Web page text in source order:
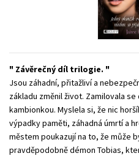
Zahraniční
Závěrečný díl trilogie.
Jsou záhadní, přitažliví a
základu změnil život. Zamilovala
kambionkou. Myslela si, že nic
výpadky paměti, záhadná úmrtí a
městem poukazují na to, že může
pravděpodobně démon Tobias,